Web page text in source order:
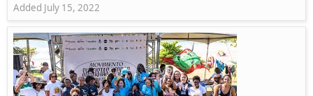
Added July 15, 2022